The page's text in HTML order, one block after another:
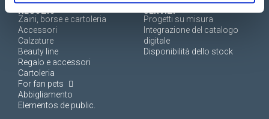
NEGOZIO
Zaini, borse e cartoleria
Accessori
Calzature
Beauty line
Regalo e accessori
Cartoleria
For fan pets
Abbigliamento
Elementos de public.
SERVIZI
Progetti su misura
Integrazione del catalogo
digitale
Disponibilità dello stock